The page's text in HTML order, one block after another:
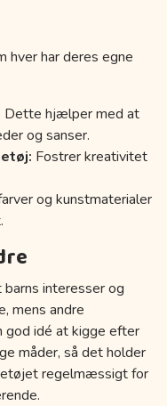
hver har deres egne
Dette hjælper med at
og sanser.
Fostrer kreativitet
og kunstmaterialer
interesser og
mens andre
idé at kigge efter
måder, så det holder
regelmæssigt for